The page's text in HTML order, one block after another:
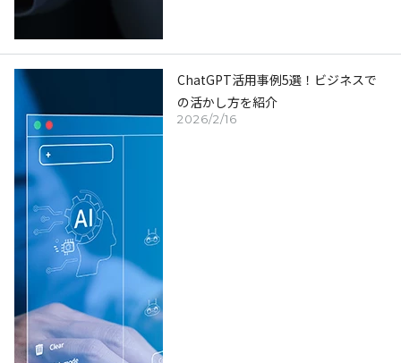
2026/2/16
ChatGPT活用事例5選！ビジネスで
の活かし方を紹介